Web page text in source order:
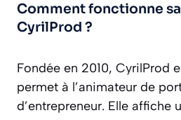
Comment fonctionne
CyrilProd ?
Fondée en 2010, CyrilProd
permet à l’animateur de
d’entrepreneur. Elle affiche